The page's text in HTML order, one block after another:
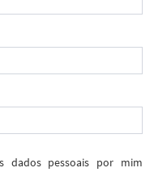
dados pessoais por mim